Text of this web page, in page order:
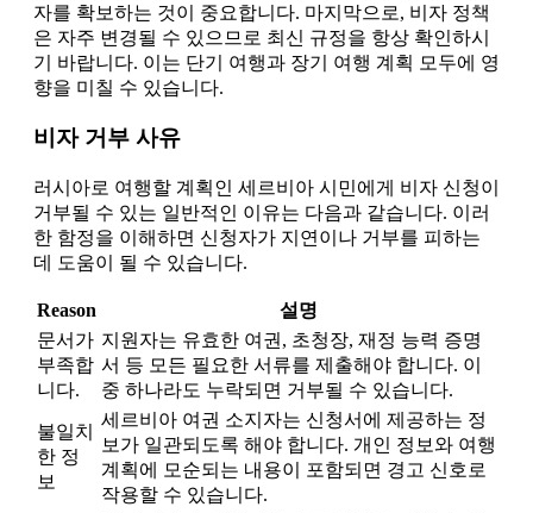
자를 확보하는 것이 중요합니다. 마지막으로, 비자 정책
은 자주 변경될 수 있으므로 최신 규정을 항상 확인하시
기 바랍니다. 이는 단기 여행과 장기 여행 계획 모두에 영
향을 미칠 수 있습니다.
비자 거부 사유
러시아로 여행할 계획인 세르비아 시민에게 비자 신청이
거부될 수 있는 일반적인 이유는 다음과 같습니다. 이러
한 함정을 이해하면 신청자가 지연이나 거부를 피하는
데 도움이 될 수 있습니다.
Reason
설명
문서가
부족합
니다.
지원자는 유효한 여권, 초청장, 재정 능력 증명
서 등 모든 필요한 서류를 제출해야 합니다. 이
중 하나라도 누락되면 거부될 수 있습니다.
불일치
한 정
보
세르비아 여권 소지자는 신청서에 제공하는 정
보가 일관되도록 해야 합니다. 개인 정보와 여행
계획에 모순되는 내용이 포함되면 경고 신호로
작용할 수 있습니다.